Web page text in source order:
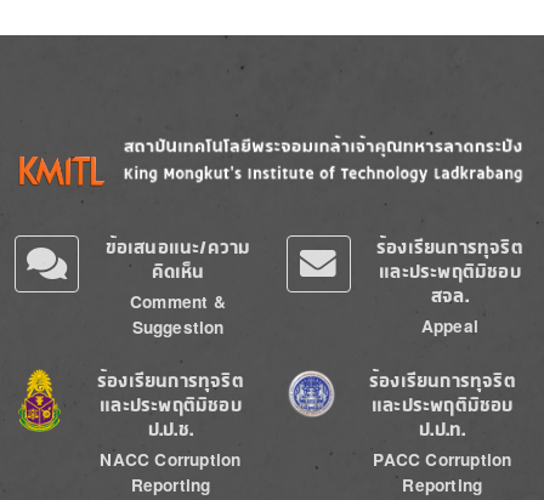
Image
ข้อเสนอแนะ/ความ
คิดเห็น
Comment &
Suggestion
ร้องเรียนการทุจริต
และประพฤติมิชอบ
สจล.
Appeal
Image
ร้องเรียนการทุจริต
และประพฤติมิชอบ
ป.ป.ช.
NACC Corruption
Reporting
Image
ร้องเรียนการทุจริต
และประพฤติมิชอบ
ป.ป.ท.
PACC Corruption
Reporting